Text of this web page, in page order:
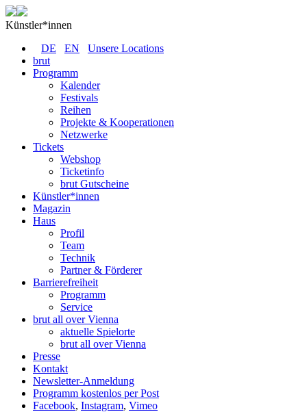
Künstler*innen
DE
EN
Unsere Locations
brut
Programm
Kalender
Festivals
Reihen
Projekte & Kooperationen
Netzwerke
Tickets
Webshop
Ticketinfo
brut Gutscheine
Künstler*innen
Magazin
Haus
Profil
Team
Technik
Partner & Förderer
Barrierefreiheit
Programm
Service
brut all over Vienna
aktuelle Spielorte
brut all over Vienna
Presse
Kontakt
Newsletter-Anmeldung
Programm kostenlos per Post
Facebook, Instagram, Vimeo